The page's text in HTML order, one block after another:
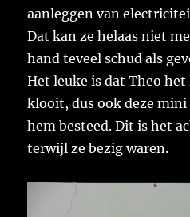
aanleggen van
Dat kan ze helaas niet
hand teveel schud als
Het leuke is dat Theo
klooit, dus ook deze
hem besteed. Dit is het
terwijl ze bezig waren.